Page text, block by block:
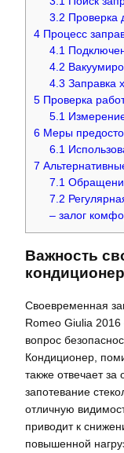
3.2 Проверка
4 Процесс
4.1
4.2
4.3 Заправка
5 Проверка
5.1
6 Меры
6.1
7
7.1
7.2
– залог
Важность
Своевременная
Romeo Giulia 2016
вопрос
Кондиционер,
также отвечает
запотевание
отличную
приводит к
повышенной